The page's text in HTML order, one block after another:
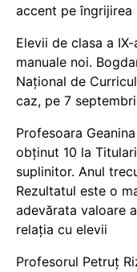
accent pe
Elevii de clasa a
manuale noi.
Național de
caz, pe 7
Profesoara
obținut 10 la
suplinitor. Anul
Rezultatul este o
adevărata valoare
relația cu elevii
Profesorul Petruț